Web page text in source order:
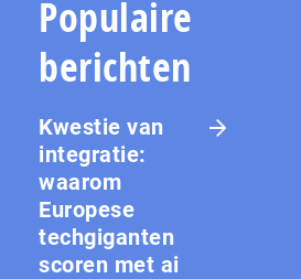
Populaire
berichten
Kwestie van
integratie:
waarom
Europese
techgiganten
scoren met ai